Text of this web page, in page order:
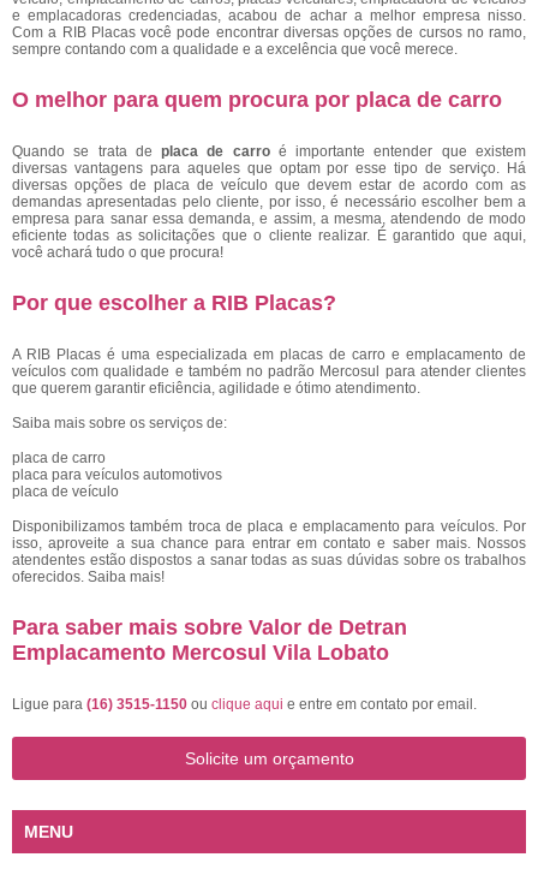
e emplacadoras credenciadas, acabou de achar a melhor empresa nisso.
Com a RIB Placas você pode encontrar diversas opções de cursos no ramo,
sempre contando com a qualidade e a excelência que você merece.
O melhor para quem procura por placa de carro
Quando se trata deplaca de carroé importante entender que existem
diversas vantagens para aqueles que optam por esse tipo de serviço. Há
diversas opções de placa de veículo que devem estar de acordo com as
demandas apresentadas pelo cliente, por isso, é necessário escolher bem a
empresa para sanar essa demanda, e assim, a mesma, atendendo de modo
eficiente todas as solicitações que o cliente realizar. É garantido que aqui,
você achará tudo o que procura!
Por que escolher a RIB Placas?
A RIB Placas é uma especializada em placas de carro e emplacamento de
veículos com qualidade e também no padrão Mercosul para atender clientes
que querem garantir eficiência, agilidade e ótimo atendimento.
Saiba mais sobre os serviços de:
placa de carro
placa para veículos automotivos
placa de veículo
Disponibilizamos também troca de placa e emplacamento para veículos. Por
isso, aproveite a sua chance para entrar em contato e saber mais. Nossos
atendentes estão dispostos a sanar todas as suas dúvidas sobre os trabalhos
oferecidos. Saiba mais!
Para saber mais sobre Valor de Detran
Emplacamento Mercosul Vila Lobato
Ligue para (16) 3515-1150 ou clique aqui e entre em contato por email.
Solicite um orçamento
MENU